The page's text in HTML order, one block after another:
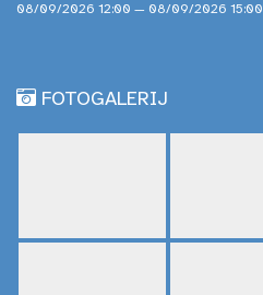
08/09/2026 12:00 — 08/09/2026 15:00
FOTOGALERIJ